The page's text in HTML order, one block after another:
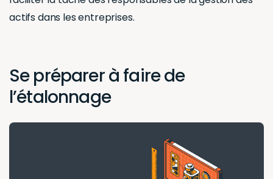
actifs dans les entreprises.
Se préparer à faire de
l’étalonnage